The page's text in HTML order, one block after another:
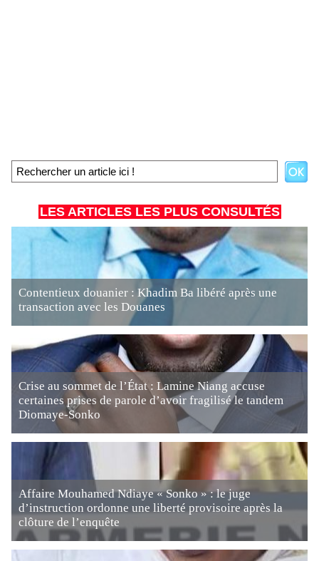
LES ARTICLES LES PLUS CONSULTÉS
Contentieux douanier : Khadim Ba libéré après une
transaction avec les Douanes
Crise au sommet de l’État : Lamine Niang accuse
certaines prises de parole d’avoir fragilisé le tandem
Diomaye-Sonko
Affaire Mouhamed Ndiaye « Sonko » : le juge
d’instruction ordonne une liberté provisoire après la
clôture de l’enquête